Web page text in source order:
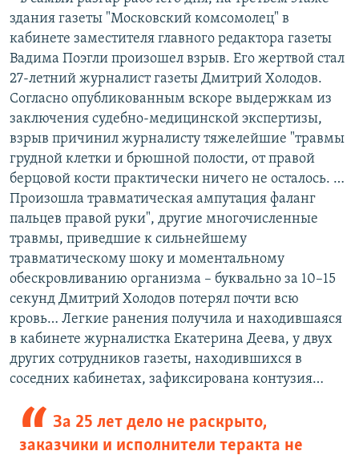
здания газеты "Московский комсомолец" в
кабинете заместителя главного редактора газеты
Вадима Поэгли произошел взрыв. Его жертвой стал
27-летний журналист газеты Дмитрий Холодов.
Согласно опубликованным вскоре выдержкам из
заключения судебно-медицинской экспертизы,
взрыв причинил журналисту тяжелейшие "травмы
грудной клетки и брюшной полости, от правой
берцовой кости практически ничего не осталось. …
Произошла травматическая ампутация фаланг
пальцев правой руки", другие многочисленные
травмы, приведшие к сильнейшему
травматическому шоку и моментальному
обескровливанию организма – буквально за 10–15
секунд Дмитрий Холодов потерял почти всю
кровь… Легкие ранения получила и находившаяся
в кабинете журналистка Екатерина Деева, у двух
других сотрудников газеты, находившихся в
соседних кабинетах, зафиксирована контузия…
За 25 лет дело не раскрыто,
заказчики и исполнители теракта не